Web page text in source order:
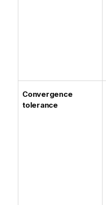
Convergence
tolerance